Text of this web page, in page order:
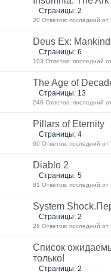
Страницы: 2
20 Ответов: последний
Deus Ex:
Страницы: 6
103 Ответов: последний
The Age of
Страницы: 13
246 Ответов: последний
Pillars of Eternity
Страницы: 4
60 Ответов: последний
Diablo 2
Страницы: 5
81 Ответов: последний
System
Страницы: 2
26 Ответов: последний
Список
только!
Страницы: 2